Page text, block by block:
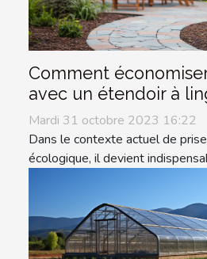
Comment
avec un étendoir à
Mardi 31 octobre 2023 16:22
Dans le contexte actuel de
écologique, il devient